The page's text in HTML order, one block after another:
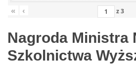
« ‹ z3
Nagroda Ministra
Szkolnictwa